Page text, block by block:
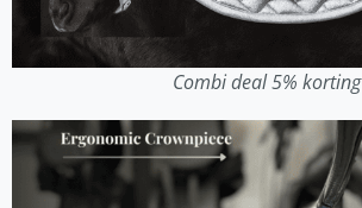
Combi deal 5% korting